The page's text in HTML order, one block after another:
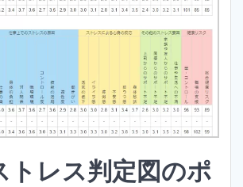
トレス判定図のポ